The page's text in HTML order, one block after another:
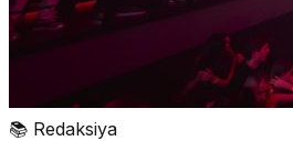
📚 Redaksiya